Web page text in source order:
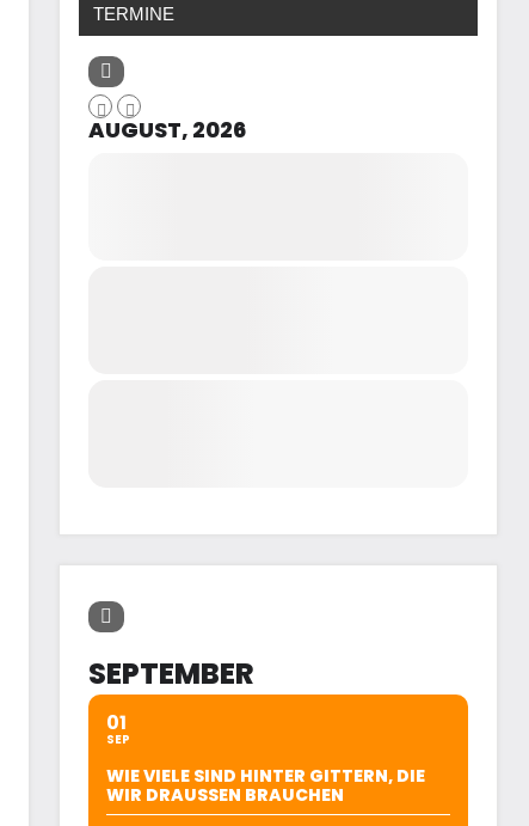
TERMINE
AUGUST, 2026
SEPTEMBER
01
SEP
WIE VIELE SIND HINTER GITTERN, DIE
WIR DRAUSSEN BRAUCHEN